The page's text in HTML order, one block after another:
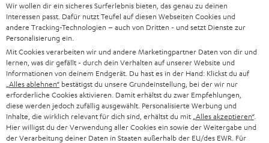
„… Verarbeitung und Klangqualität sind sehr gut…“
www.av-magazin.de
21.02.2023
Mehr...
Wir wollen dir ein sicheres Surferlebnis bieten, das genau zu deinen
Interessen passt. Dafür nutzt Teufel auf diesen Webseiten Cookies und
andere Tracking-Technologien – auch von Dritten - und setzt Dienste zur
Personalisierung ein.
Mit Cookies verarbeiten wir und andere Marketingpartner Daten von dir und
lernen, was dir gefällt - durch dein Verhalten auf unserer Website und
Informationen von deinem Endgerät. Du hast es in der Hand: Klickst du auf
„Alles ablehnen“ bestätigst du unsere Grundeinstellung, bei der wir nur
erforderliche Cookies aktivieren. Damit erhältst du zwar Empfehlungen,
diese werden jedoch zufällig ausgewählt. Personalisierte Werbung und
Inhalte, die wirklich relevant für dich sind, erhältst du mit „Alles akzeptieren“.
Hier willigst du der Verwendung aller Cookies ein sowie der Weitergabe und
der Verarbeitung deiner Daten in Staaten außerhalb der EU/des EWR. Für